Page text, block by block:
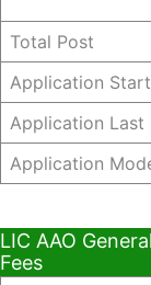
Total Post
Application Start
Application Last
Application
LIC AAO
Fees